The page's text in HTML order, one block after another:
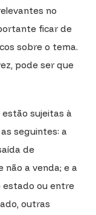
no
ficar de
sobre o tema.
pode ser que
sujeitas à
seguintes: a
de
a venda; e a
estado ou entre
outras